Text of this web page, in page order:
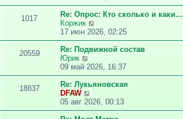
е
д
н
е
м
у
с
о
о
б
щ
е
н
и
п
о
с
л
е
д
н
е
м
у
с
о
б
р
е
й
т
и
к
о
с
л
е
д
н
1017
Re: Опрос: Кто сколько и каки…
Коржик
е
р
е
т
и
к
о
с
17 июн 2026, 02:25
20559
Re: Подвижной состав
Юрик
е
р
е
й
т
и
09 май 2026, 16:37
18837
Re: Лукьяновская
DFAW
е
р
05 авг 2026, 00:13